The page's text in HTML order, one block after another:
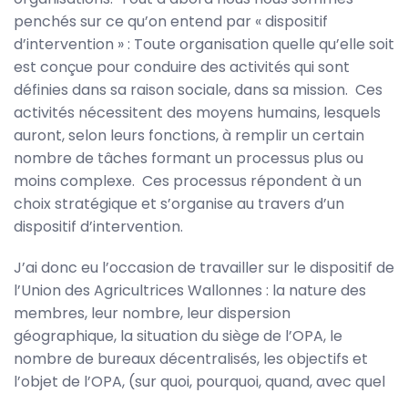
penchés sur ce qu’on entend par « dispositif
d’intervention » : Toute organisation quelle qu’elle soit
est conçue pour conduire des activités qui sont
définies dans sa raison sociale, dans sa mission. Ces
activités nécessitent des moyens humains, lesquels
auront, selon leurs fonctions, à remplir un certain
nombre de tâches formant un processus plus ou
moins complexe. Ces processus répondent à un
choix stratégique et s’organise au travers d’un
dispositif d’intervention.
J’ai donc eu l’occasion de travailler sur le dispositif de
l’Union des Agricultrices Wallonnes : la nature des
membres, leur nombre, leur dispersion
géographique, la situation du siège de l’OPA, le
nombre de bureaux décentralisés, les objectifs et
l’objet de l’OPA, (sur quoi, pourquoi, quand, avec quel